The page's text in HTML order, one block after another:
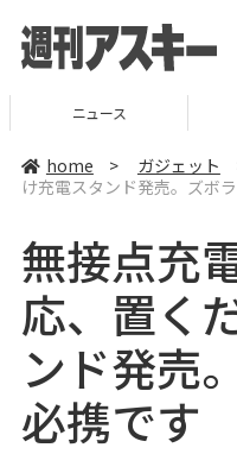
ニュース
home > ガジェット
け充電スタンド発売。ズボ
無接点充
応、置く
ンド発売
必携です